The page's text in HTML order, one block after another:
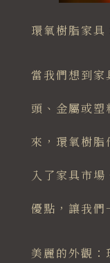
環氧樹脂家具
當我們想到家
頭、金屬或塑
來，環氧樹脂
入了家具市
優點，讓我們
美麗的外觀：